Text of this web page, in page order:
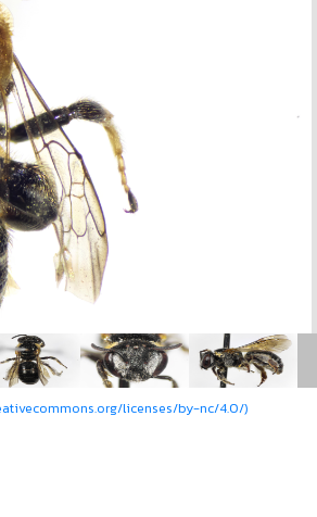
licenses/by-nc/4.0/)